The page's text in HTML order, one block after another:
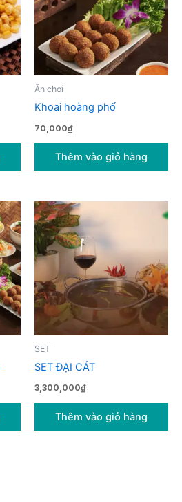
Ăn chơi
Khoai hoàng phố
70,000₫
Thêm vào giỏ hàng
SET
SET ĐẠI CÁT
3,300,000₫
Thêm vào giỏ hàng